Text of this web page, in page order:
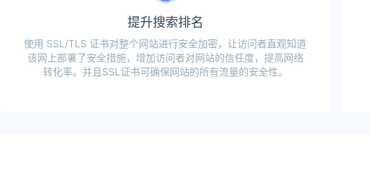
提升搜索排名
使用 SSL/TLS 证书对整个网站进行安全加密，让访问者直观知道
该网上部署了安全措施，增加访问者对网站的信任度，提高网络
转化率。并且SSL证书可确保网站的所有流量的安全性。